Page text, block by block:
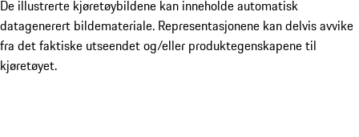
De illustrerte kjøretøybildene kan inneholde automatisk
datagenerert bildemateriale. Representasjonene kan delvis avvike
fra det faktiske utseendet og/eller produktegenskapene til
kjøretøyet.